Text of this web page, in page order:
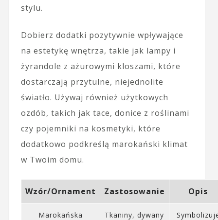
stylu.
Dobierz dodatki pozytywnie wpływające
na estetykę wnętrza, takie jak lampy i
żyrandole z ażurowymi kloszami, które
dostarczają przytulne, niejednolite
światło. Używaj również użytkowych
ozdób, takich jak tace, donice z roślinami
czy pojemniki na kosmetyki, które
dodatkowo podkreślą marokański klimat
w Twoim domu.
Wzór/Ornament Zastosowanie Opis
Marokańska
Tkaniny, dywany